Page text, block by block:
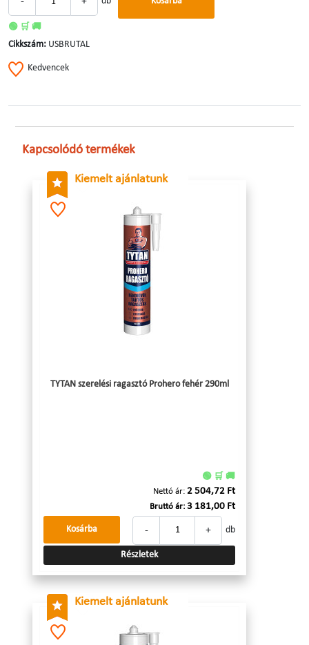
🟢 🛒 🚚
Cikkszám: USBRUTAL
Kedvencek
Kapcsolódó termékek
Kiemelt ajánlatunk
TYTAN szerelési ragasztó Prohero fehér 290ml
🟢 🛒 🚚
Nettó ár: 2 504,72 Ft
Bruttó ár: 3 181,00 Ft
- + db
Kosárba
Részletek
Kiemelt ajánlatunk